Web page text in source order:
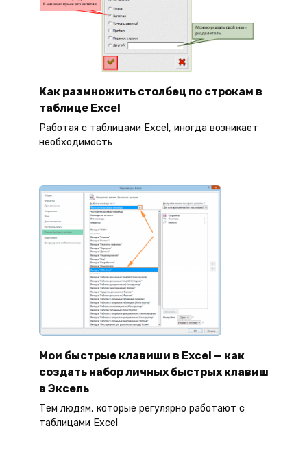
Как размножить столбец по строкам в
таблице Excel
Работая с таблицами Excel, иногда возникает
необходимость
Мои быстрые клавиши в Excel — как
создать набор личных быстрых клавиш
в Эксель
Тем людям, которые регулярно работают с
таблицами Excel